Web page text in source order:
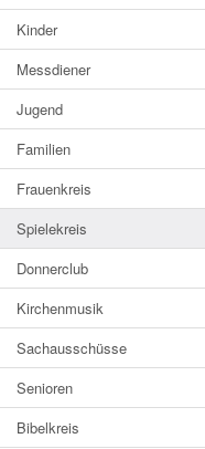
Kinder
Messdiener
Jugend
Familien
Frauenkreis
Spielekreis
Donnerclub
Kirchenmusik
Sachausschüsse
Senioren
Bibelkreis